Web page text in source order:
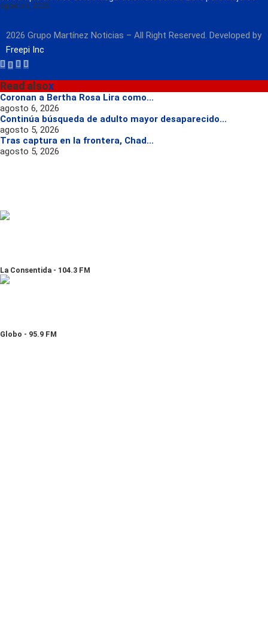
agosto 6, 2026
2026 Grupo Martínez Noticias – All Right Reserved. Developed by
Freepi Inc
Read alsox
Coronan a Bertha Rosa Lira como...
agosto 6, 2026
Continúa búsqueda de adulto mayor desaparecido...
agosto 5, 2026
Tras captura en la frontera, Chad...
agosto 5, 2026
La Consentida - 104.3 FM
Globo - 95.9 FM